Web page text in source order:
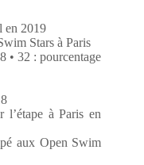
en 2019
Stars à Paris
• 32 : pourcentage
l’étape à Paris en
aux Open Swim